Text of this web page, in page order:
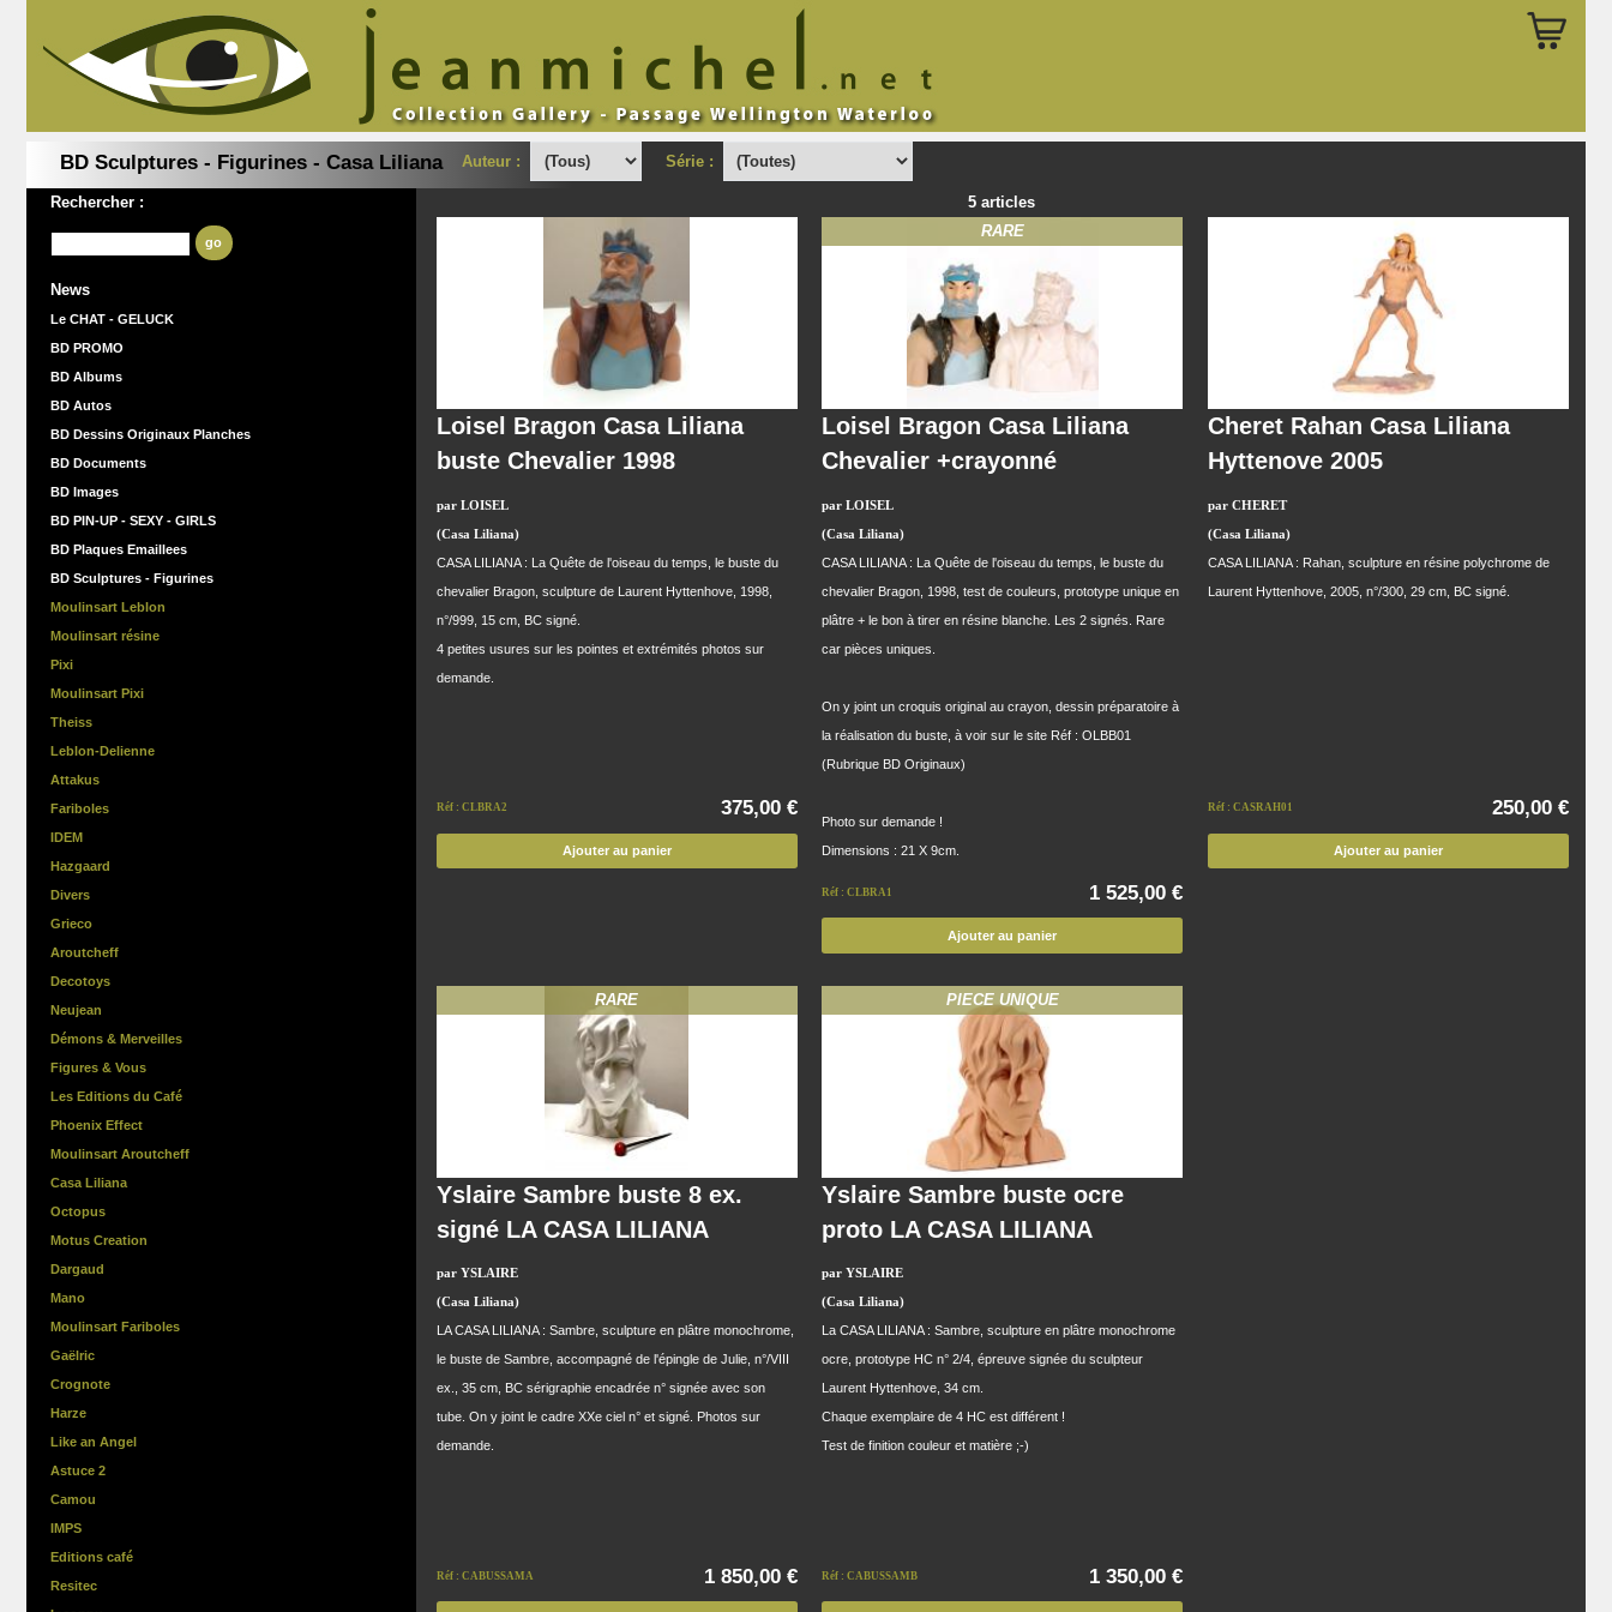
BD Sculptures - Figurines - Casa Liliana Auteur : Série :
Rechercher :
go
News
Le CHAT - GELUCK
BD PROMO
BD Albums
BD Autos
BD Dessins Originaux Planches
BD Documents
BD Images
BD PIN-UP - SEXY - GIRLS
BD Plaques Emaillees
BD Sculptures - Figurines
Moulinsart Leblon
Moulinsart résine
Pixi
Moulinsart Pixi
Theiss
Leblon-Delienne
Attakus
Fariboles
IDEM
Hazgaard
Divers
Grieco
Aroutcheff
Decotoys
Neujean
Démons & Merveilles
Figures & Vous
Les Editions du Café
Phoenix Effect
Moulinsart Aroutcheff
Casa Liliana
Octopus
Motus Creation
Dargaud
Mano
Moulinsart Fariboles
Gaëlric
Crognote
Harze
Like an Angel
Astuce 2
Camou
IMPS
Editions café
Resitec
5 articles
Loisel Bragon Casa Liliana
buste Chevalier 1998
par LOISEL
(Casa Liliana)
CASA LILIANA : La Quête de l'oiseau du temps, le buste du
chevalier Bragon, sculpture de Laurent Hyttenhove, 1998,
n°/999, 15 cm, BC signé.
4 petites usures sur les pointes et extrémités photos sur
demande.
Réf : CLBRA2 375,00 €
Ajouter au panier
RARE
Loisel Bragon Casa Liliana
Chevalier +crayonné
par LOISEL
(Casa Liliana)
CASA LILIANA : La Quête de l'oiseau du temps, le buste du
chevalier Bragon, 1998, test de couleurs, prototype unique en
plâtre + le bon à tirer en résine blanche. Les 2 signés. Rare
car pièces uniques.
On y joint un croquis original au crayon, dessin préparatoire à
la réalisation du buste, à voir sur le site Réf : OLBB01
(Rubrique BD Originaux)
Photo sur demande !
Dimensions : 21 X 9cm.
Réf : CLBRA1 1 525,00 €
Ajouter au panier
Cheret Rahan Casa Liliana
Hyttenove 2005
par CHERET
(Casa Liliana)
CASA LILIANA : Rahan, sculpture en résine polychrome de
Laurent Hyttenhove, 2005, n°/300, 29 cm, BC signé.
Réf : CASRAH01 250,00 €
Ajouter au panier
RARE
Yslaire Sambre buste 8 ex.
signé LA CASA LILIANA
par YSLAIRE
(Casa Liliana)
LA CASA LILIANA : Sambre, sculpture en plâtre monochrome,
le buste de Sambre, accompagné de l'épingle de Julie, n°/VIII
ex., 35 cm, BC sérigraphie encadrée n° signée avec son
tube. On y joint le cadre XXe ciel n° et signé. Photos sur
demande.
Réf : CABUSSAMA 1 850,00 €
PIECE UNIQUE
Yslaire Sambre buste ocre
proto LA CASA LILIANA
par YSLAIRE
(Casa Liliana)
La CASA LILIANA : Sambre, sculpture en plâtre monochrome
ocre, prototype HC n° 2/4, épreuve signée du sculpteur
Laurent Hyttenhove, 34 cm.
Chaque exemplaire de 4 HC est différent !
Test de finition couleur et matière ;-)
Réf : CABUSSAMB 1 350,00 €